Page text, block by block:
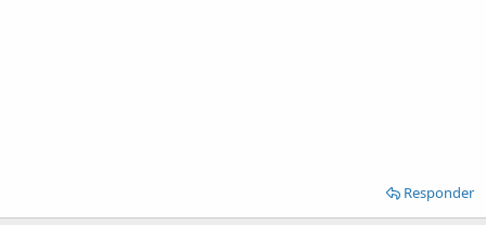
Responder